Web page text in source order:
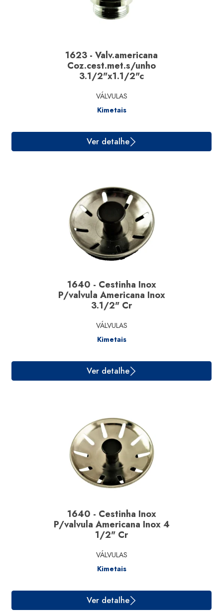
Ver detalhe
Ver detalhe
1623 - Valv.americana
Coz.cest.met.s/unho
3.1/2"x1.1/2"c
VÁLVULAS
Kimetais
1640 - Cestinha Inox
P/valvula Americana Inox
3.1/2" Cr
VÁLVULAS
Kimetais
1640 - Cestinha Inox
P/valvula Americana Inox 4
1/2" Cr
VÁLVULAS
Kimetais